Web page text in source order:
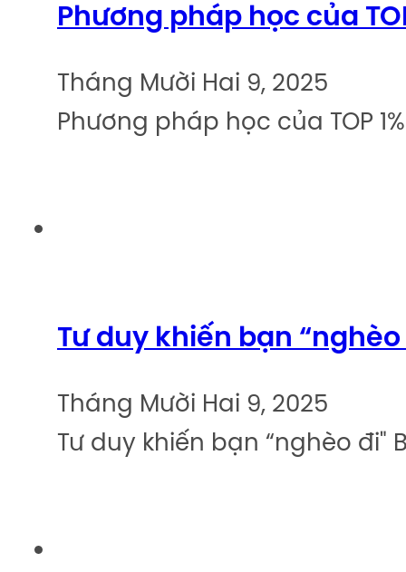
Phương pháp học của
Tháng Mười Hai 9, 2025
Phương pháp học của TOP
Tư duy khiến bạn
Tháng Mười Hai 9, 2025
Tư duy khiến bạn “nghèo